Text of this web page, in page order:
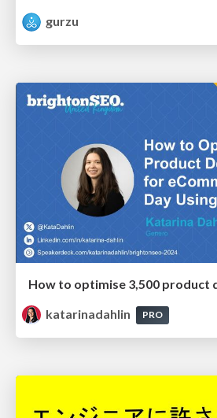
gurzu
katarinadahlin
PRO